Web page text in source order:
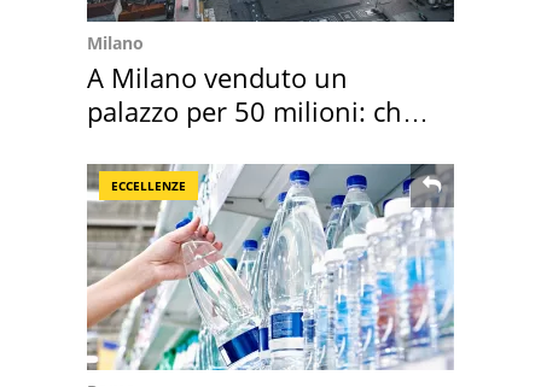
Milano
A Milano venduto un
palazzo per 50 milioni: chi
ECCELLENZE